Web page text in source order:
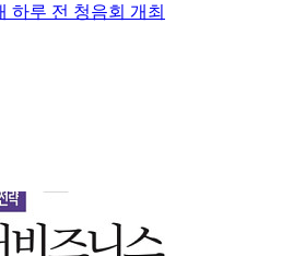
하루 전 청음회 개최